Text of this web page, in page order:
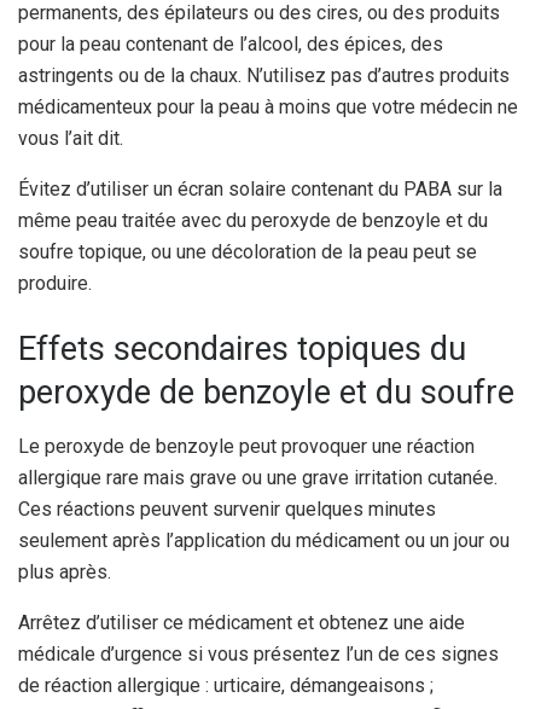
permanents, des épilateurs ou des cires, ou des produits
pour la peau contenant de l’alcool, des épices, des
astringents ou de la chaux. N’utilisez pas d’autres produits
médicamenteux pour la peau à moins que votre médecin ne
vous l’ait dit.
Évitez d’utiliser un écran solaire contenant du PABA sur la
même peau traitée avec du peroxyde de benzoyle et du
soufre topique, ou une décoloration de la peau peut se
produire.
Effets secondaires topiques du
peroxyde de benzoyle et du soufre
Le peroxyde de benzoyle peut provoquer une réaction
allergique rare mais grave ou une grave irritation cutanée.
Ces réactions peuvent survenir quelques minutes
seulement après l’application du médicament ou un jour ou
plus après.
Arrêtez d’utiliser ce médicament et obtenez une aide
médicale d’urgence si vous présentez l’un de ces signes
de réaction allergique : urticaire, démangeaisons ;